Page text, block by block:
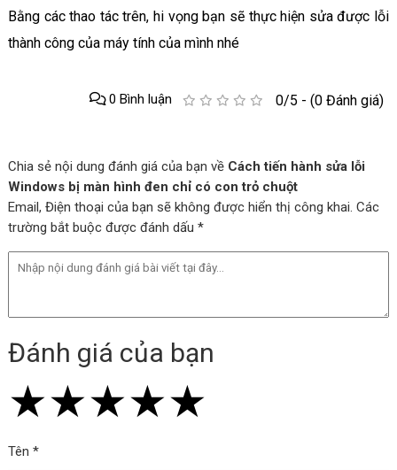
Bằng các thao tác trên, hi vọng bạn sẽ thực hiện sửa được lỗi
thành công của máy tính của mình nhé
0/5 - (0 Đánh giá)
0 Bình luận
Chia sẻ nội dung đánh giá của bạn về Cách tiến hành sửa lỗi
Windows bị màn hình đen chỉ có con trỏ chuột
Email, Điện thoại của bạn sẽ không được hiển thị công khai. Các
trường bắt buộc được đánh dấu *
Đánh giá của bạn
★
★★
★★★
★★★★
★★★★★
Tên *